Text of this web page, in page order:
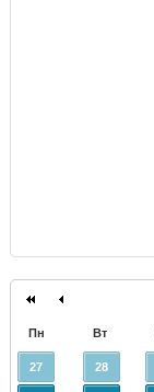
Пн Вт
27 28